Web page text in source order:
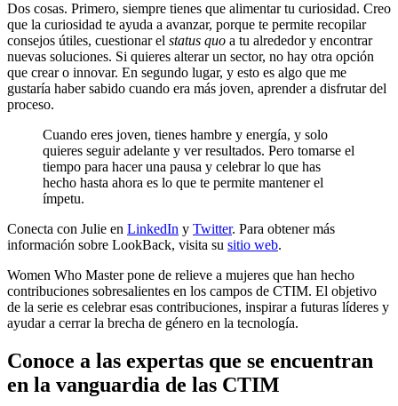
Dos cosas. Primero, siempre tienes que alimentar tu curiosidad. Creo
que la curiosidad te ayuda a avanzar, porque te permite recopilar
consejos útiles, cuestionar el status quo a tu alrededor y encontrar
nuevas soluciones. Si quieres alterar un sector, no hay otra opción
que crear o innovar. En segundo lugar, y esto es algo que me
gustaría haber sabido cuando era más joven, aprender a disfrutar del
proceso.
Cuando eres joven, tienes hambre y energía, y solo
quieres seguir adelante y ver resultados. Pero tomarse el
tiempo para hacer una pausa y celebrar lo que has
hecho hasta ahora es lo que te permite mantener el
ímpetu.
Conecta con Julie en LinkedIn y Twitter. Para obtener más
información sobre LookBack, visita su sitio web.
Women Who Master pone de relieve a mujeres que han hecho
contribuciones sobresalientes en los campos de CTIM. El objetivo
de la serie es celebrar esas contribuciones, inspirar a futuras líderes y
ayudar a cerrar la brecha de género en la tecnología.
Conoce a las expertas que se encuentran
en la vanguardia de las CTIM